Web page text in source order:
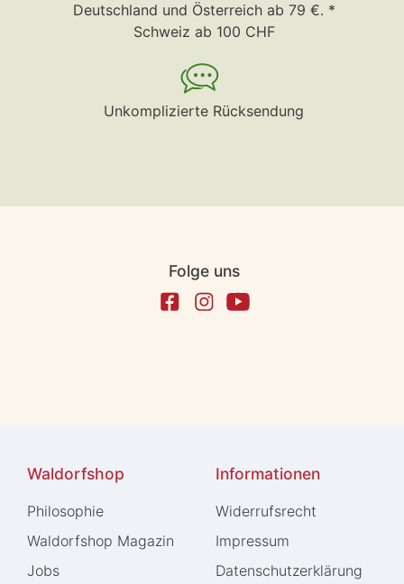
Deutschland und Österreich ab 79 €. *
Schweiz ab 100 CHF
Unkomplizierte Rücksendung
Folge uns
Waldorfshop
Philosophie
Waldorfshop Magazin
Jobs
Informationen
Widerrufs­recht
Impressum
Daten­schutz­erklärung